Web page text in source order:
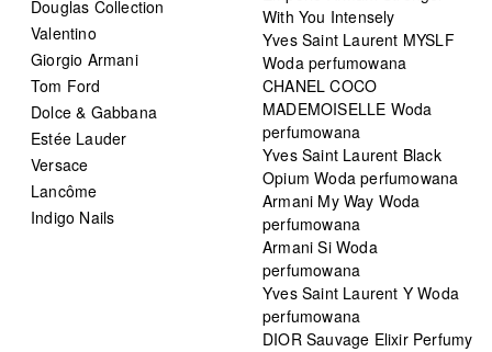
Douglas Collection
Valentino
Giorgio Armani
Tom Ford
Dolce & Gabbana
Estée Lauder
Versace
Lancôme
Indigo Nails
With You Intensely
Yves Saint Laurent MYSLF
Woda perfumowana
CHANEL COCO
MADEMOISELLE Woda
perfumowana
Yves Saint Laurent Black
Opium Woda perfumowana
Armani My Way Woda
perfumowana
Armani Si Woda
perfumowana
Yves Saint Laurent Y Woda
perfumowana
DIOR Sauvage Elixir Perfumy